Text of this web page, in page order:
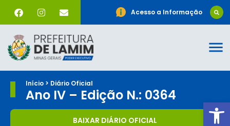
Acesso a Informação
Início > Diário Oficial
Ano IV – Edição N.: 0364
BAIXAR DIÁRIO OFICIAL